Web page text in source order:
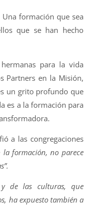
formación que sea
que se han hecho
para la vida
Partners en la Misión,
un grito profundo que
es a la formación para
a las congregaciones
la formación, no parece
y de las culturas, que
ha expuesto también a